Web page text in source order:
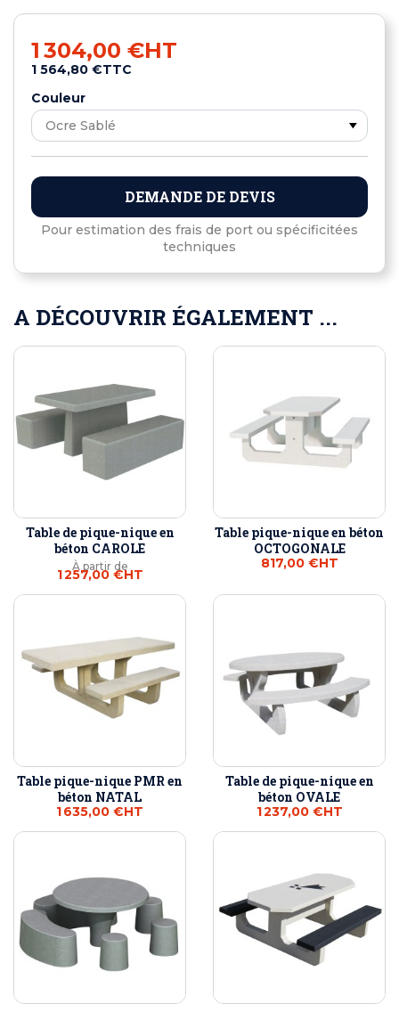
1 304,00 €HT
1 564,80 €TTC
Couleur
DEMANDE DE DEVIS
Pour estimation des frais de port ou spécificitées
techniques
A DÉCOUVRIR ÉGALEMENT ...
Table de pique-nique en
béton CAROLE
À partir de
1 257,00 €HT
Table pique-nique en béton
OCTOGONALE
817,00 €HT
Table pique-nique PMR en
béton NATAL
1 635,00 €HT
Table de pique-nique en
béton OVALE
1 237,00 €HT